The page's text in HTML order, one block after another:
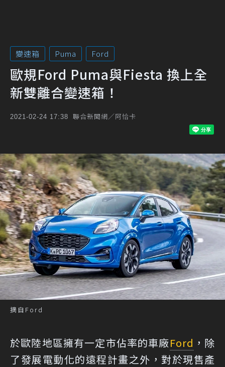
變速箱 Puma Ford
歐規Ford Puma與Fiesta 換上全
新雙離合變速箱！
2021-02-24 17:38 聯合新聞網／阿恰卡
摘自Ford
於歐陸地區擁有一定市佔率的車廠Ford ，除
了發展電動化的遠程計畫之外，對於現售產